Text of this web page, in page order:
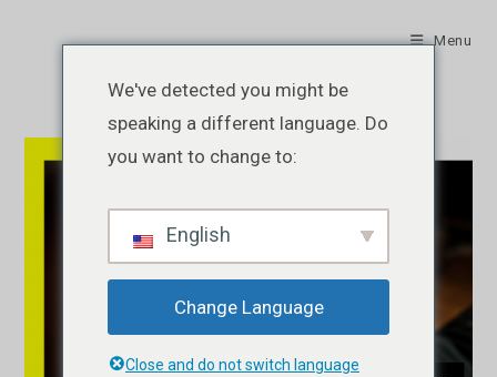
Menu
We've detected you might be
speaking a different language. Do
you want to change to:
English
Change Language
Close and do not switch language